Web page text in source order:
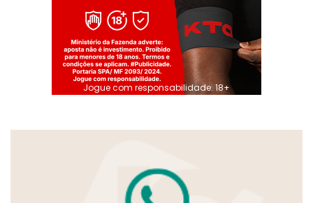
Jogue com responsabilidade. 18+